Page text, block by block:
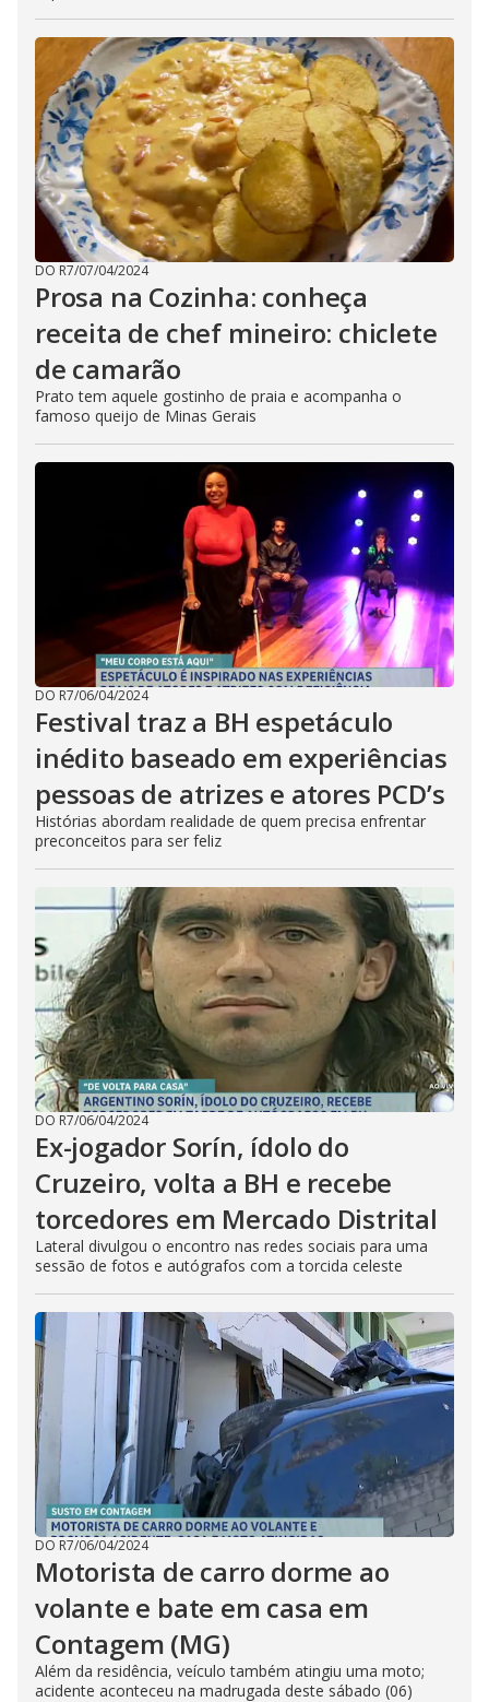
DO R7/07/04/2024
Prosa na Cozinha: conheça
receita de chef mineiro: chiclete
de camarão
Prato tem aquele gostinho de praia e acompanha o
famoso queijo de Minas Gerais
DO R7/06/04/2024
Festival traz a BH espetáculo
inédito baseado em experiências
pessoas de atrizes e atores PCD’s
Histórias abordam realidade de quem precisa enfrentar
preconceitos para ser feliz
DO R7/06/04/2024
Ex-jogador Sorín, ídolo do
Cruzeiro, volta a BH e recebe
torcedores em Mercado Distrital
Lateral divulgou o encontro nas redes sociais para uma
sessão de fotos e autógrafos com a torcida celeste
DO R7/06/04/2024
Motorista de carro dorme ao
volante e bate em casa em
Contagem (MG)
Além da residência, veículo também atingiu uma moto;
acidente aconteceu na madrugada deste sábado (06)